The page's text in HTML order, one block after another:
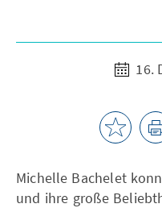
16.
Michelle Bachelet
und ihre große